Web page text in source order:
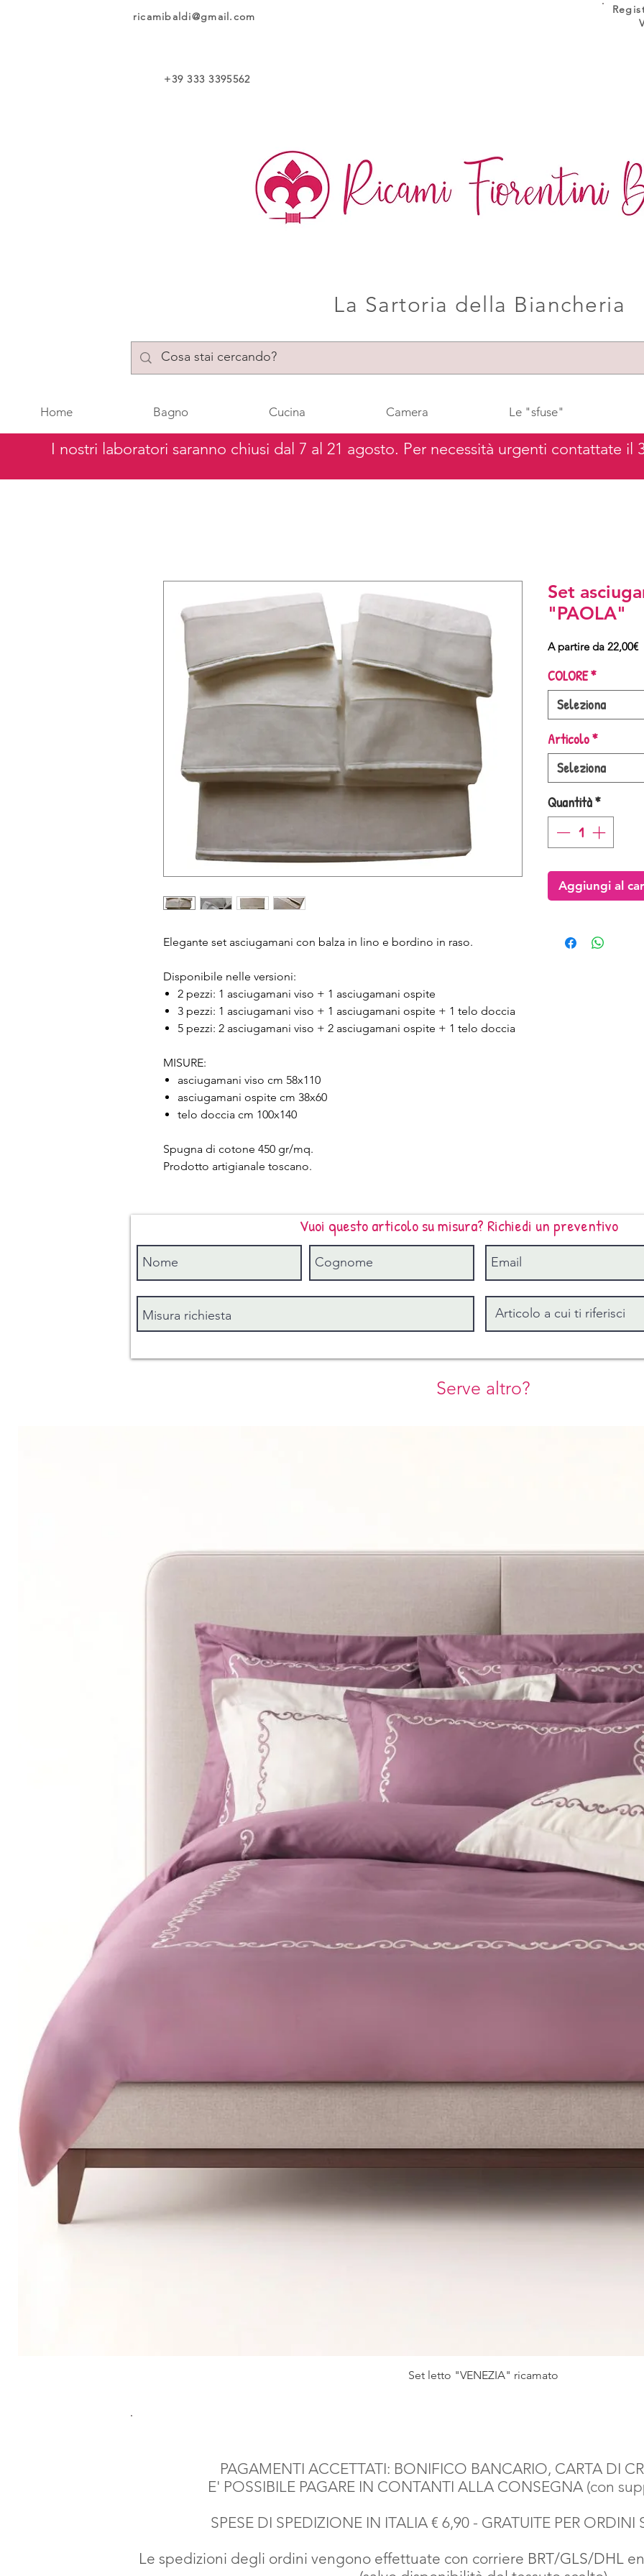
ricamibaldi@gmail.com
+39 333 3395562
La Sartoria della Biancheria
Home Bagno Cucina Camera Le "sfuse"
I nostri laboratori saranno chiusi dal 7 al 21 agosto. Per necessità urgenti contattate il
Elegante set asciugamani con balza in lino e bordino in raso.
Disponibile nelle versioni:
2 pezzi: 1 asciugamani viso + 1 asciugamani ospite
3 pezzi: 1 asciugamani viso + 1 asciugamani ospite + 1 telo doccia
5 pezzi: 2 asciugamani viso + 2 asciugamani ospite + 1 telo doccia
MISURE:
asciugamani viso cm 58x110
asciugamani ospite cm 38x60
telo doccia cm 100x140
Spugna di cotone 450 gr/mq.
Prodotto artigianale toscano.
Set
"PAOLA"
A partire da 22,00€
COLORE*
Seleziona
Articolo*
Seleziona
Quantità*
Aggiungi al
Vuoi questo articolo su misura? Richiedi un preventivo
Serve altro?
Vista rapida
Set letto "VENEZIA" ricamato
PAGAMENTI ACCETTATI: BONIFICO BANCARIO, CARTA DI
E' POSSIBILE PAGARE IN CONTANTI ALLA CONSEGNA (con
SPESE DI SPEDIZIONE IN ITALIA € 6,90 - GRATUITE PER ORDINI
Le spedizioni degli ordini vengono effettuate con corriere BRT/GLS/DHL